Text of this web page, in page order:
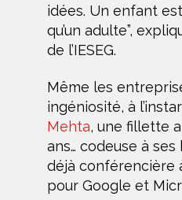
idées. Un enfant
qu’un adulte”,
de l’IESEG.
Même les
ingéniosité, à
Mehta, une fillette
ans… codeuse à
déjà conférencière
pour Google et